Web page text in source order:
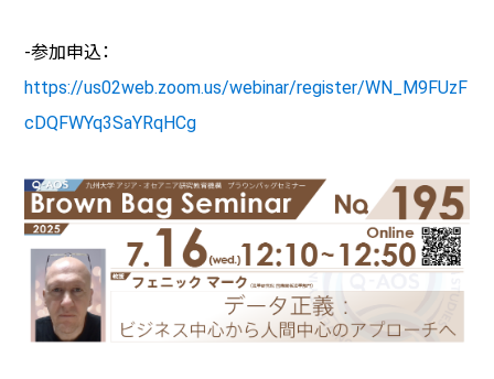
-参加申込：
https://us02web.zoom.us/webinar/register/WN_M9FUzF
cDQFWYq3SaYRqHCg